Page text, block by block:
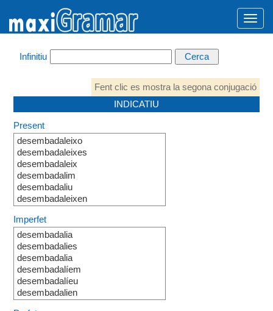
Infinitiu
Fent clic es mostra la segona conjugació
INDICATIU
Present
desembadaleixo
desembadaleixes
desembadaleix
desembadalim
desembadaliu
desembadaleixen
Imperfet
desembadalia
desembadalies
desembadalia
desembadalíem
desembadalíeu
desembadalien